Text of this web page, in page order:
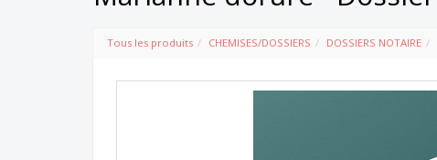
Tous les produits CHEMISES/DOSSIERS DOSSIERS NOTAIRE